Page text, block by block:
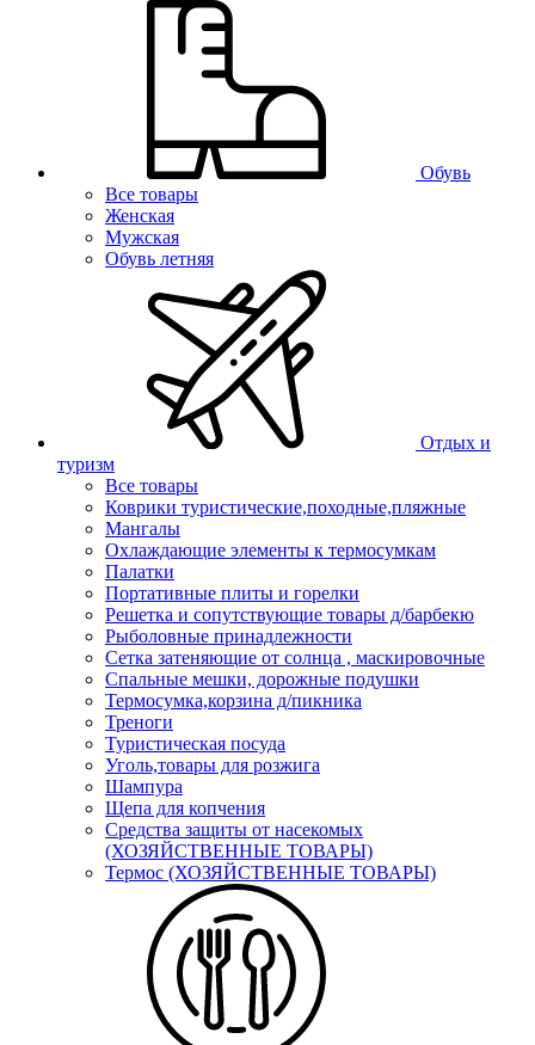
Обувь
Все товары
Женская
Мужская
Обувь летняя
Отдых и
туризм
Все товары
Коврики туристические,походные,пляжные
Мангалы
Охлаждающие элементы к термосумкам
Палатки
Портативные плиты и горелки
Решетка и сопутствующие товары д/барбекю
Рыболовные принадлежности
Сетка затеняющие от солнца , маскировочные
Спальные мешки, дорожные подушки
Термосумка,корзина д/пикника
Треноги
Туристическая посуда
Уголь,товары для розжига
Шампура
Щепа для копчения
Средства защиты от насекомых
(ХОЗЯЙСТВЕННЫЕ ТОВАРЫ)
Термос (ХОЗЯЙСТВЕННЫЕ ТОВАРЫ)